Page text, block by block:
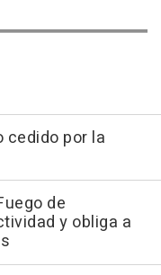
cedido por la
de
y obliga a